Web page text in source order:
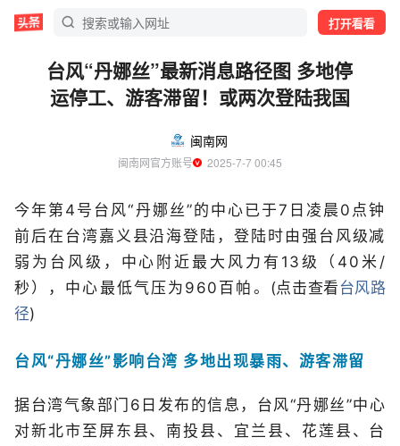
打开看看
台风“丹娜丝”最新消息路径图 多地停
运停工、游客滞留！或两次登陆我国
闽南网
闽南网官方账号
  2025-7-7 00:45
今年第4号台风“丹娜丝”的中心已于7日凌晨0点钟
前后在台湾嘉义县沿海登陆，登陆时由强台风级减
弱为台风级，中心附近最大风力有13级（40米/
秒），中心最低气压为960百帕。 (点击查看台风路
径)
台风“丹娜丝”影响台湾 多地出现暴雨、游客滞留
据台湾气象部门6日发布的信息，台风“丹娜丝”中心
对新北市至屏东县、南投县、宜兰县、花莲县、台